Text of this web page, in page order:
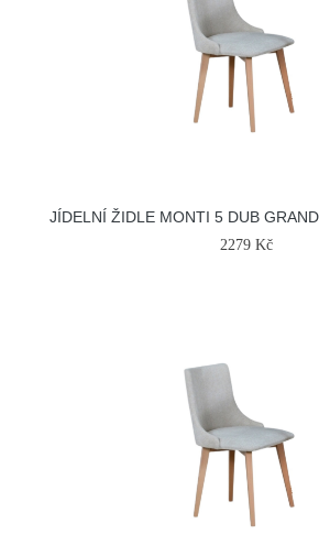
JÍDELNÍ ŽIDLE MONTI 5 DUB
2279 Kč